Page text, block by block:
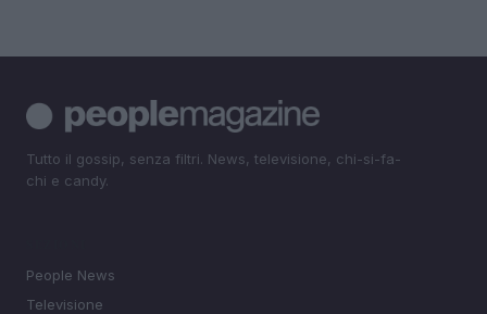
Tutto il gossip, senza filtri. News, televisione, chi-si-fa-
chi e candy.
People News
Televisione